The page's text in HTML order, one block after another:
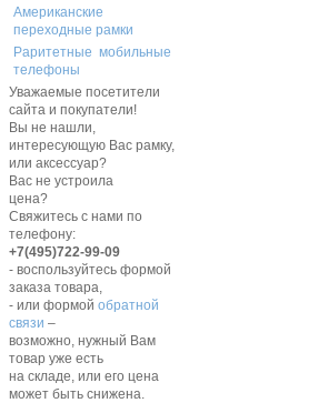
Американские
переходные рамки
Раритетные мобильные
телефоны
Уважаемые посетители
сайта и покупатели!
Вы не нашли,
интересующую Вас рамку,
или аксессуар?
Вас не устроила
цена?
Свяжитесь с нами по
телефону:
+7(495)722-99-09
- воспользуйтесь формой
заказа товара,
- или формой обратной
связи –
возможно, нужный Вам
товар уже есть
на складе, или его цена
может быть снижена.